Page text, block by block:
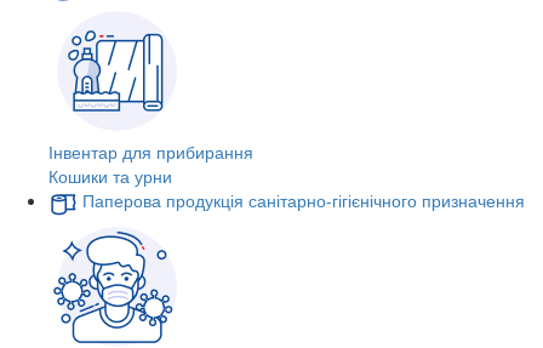
Інвентар для прибирання
Кошики та урни
Паперова продукція санітарно-гігієнічного призначення